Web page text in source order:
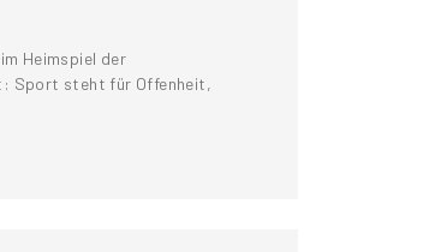
Heimspiel der
Sport steht für Offenheit,